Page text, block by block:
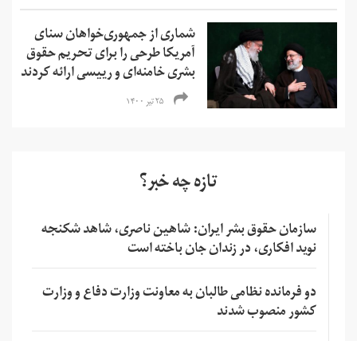
شماری از جمهوری‌خواهان سنای
آمریکا طرحی را برای تحریم حقوق
بشری خامنه‌ای و رییسی ارائه کردند
۲۵ تیر ۱۴۰۰
تازه چه خبر؟
سازمان حقوق بشر ایران: شاهین ناصری، شاهد شکنجه
نوید افکاری، در زندان جان باخته است
دو فرمانده نظامی طالبان به معاونت وزارت دفاع و وزارت
کشور منصوب شدند